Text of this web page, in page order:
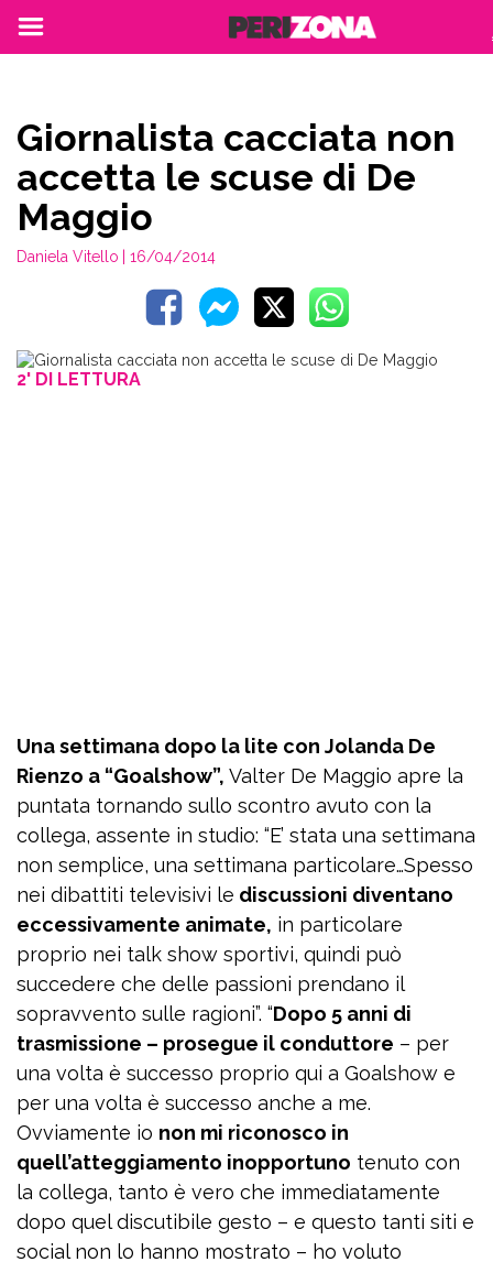
Giornalista cacciata non
accetta le scuse di De
Maggio
Daniela Vitello | 16/04/2014
2' DI LETTURA
Una settimana dopo la lite con Jolanda De
Rienzo a “Goalshow”, Valter De Maggio apre la
puntata tornando sullo scontro avuto con la
collega, assente in studio: “E’ stata una settimana
non semplice, una settimana particolare…Spesso
nei dibattiti televisivi le discussioni diventano
eccessivamente animate, in particolare
proprio nei talk show sportivi, quindi può
succedere che delle passioni prendano il
sopravvento sulle ragioni”. “Dopo 5 anni di
trasmissione – prosegue il conduttore – per
una volta è successo proprio qui a Goalshow e
per una volta è successo anche a me.
Ovviamente io non mi riconosco in
quell’atteggiamento inopportuno tenuto con
la collega, tanto è vero che immediatamente
dopo quel discutibile gesto – e questo tanti siti e
social non lo hanno mostrato – ho voluto